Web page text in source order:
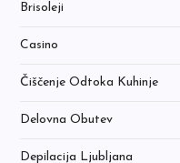
Brisoleji
Casino
Čiščenje Odtoka Kuhinje
Delovna Obutev
Depilacija Ljubljana